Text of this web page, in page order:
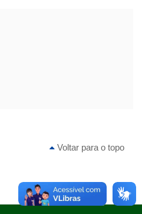
Voltar para o topo